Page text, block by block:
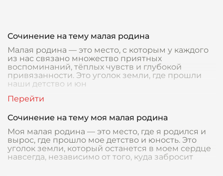
Сочинение на тему малая родина
Малая родина — это место, с которым у каждого
из нас связано множество приятных
воспоминаний, тёплых чувств и глубокой
привязанности. Это уголок земли, где прошли
наши детство и юн
Сочинение на тему моя малая родина
Моя малая родина — это место, где я родился и
вырос, где прошло мое детство и юность. Это
уголок земли, который останется в моем сердце
навсегда, независимо от того, куда забросит